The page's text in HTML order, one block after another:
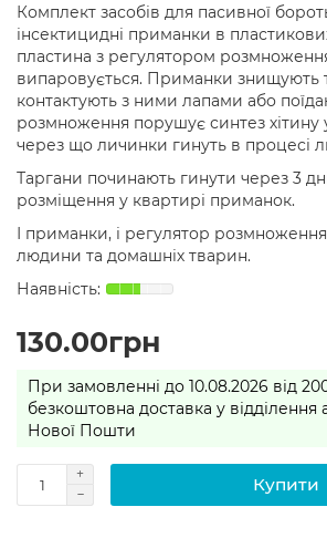
Комплект засобів для пасивної
інсектицидні приманки в
пластина з регулятором
випаровується. Приманки знищують
контактують з ними лапами або
розмноження порушує синтез хітину
через що личинки гинуть в процесі
Таргани починають гинути через 3
розміщення у квартирі приманок.
І приманки, і регулятор
людини та домашніх тварин.
130.00грн
При замовленні до 10.08.2026 від
безкоштовна доставка у
Нової Пошти
Купити